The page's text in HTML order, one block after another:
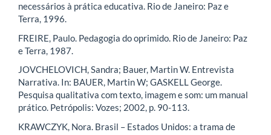
necessários à prática educativa. Rio de Janeiro: Paz e
Terra, 1996.
FREIRE, Paulo. Pedagogia do oprimido. Rio de Janeiro: Paz
e Terra, 1987.
JOVCHELOVICH, Sandra; Bauer, Martin W. Entrevista
Narrativa. In: BAUER, Martin W; GASKELL George.
Pesquisa qualitativa com texto, imagem e som: um manual
prático. Petrópolis: Vozes; 2002, p. 90-113.
KRAWCZYK, Nora. Brasil – Estados Unidos: a trama de